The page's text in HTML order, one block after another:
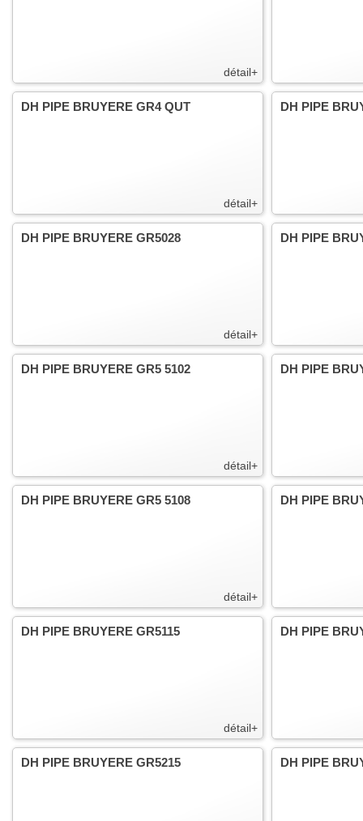
détail+
détail+
DH PIPE BRUYERE GR4 QUT DH PIPE
détail+
DH PIPE BRUYERE GR5028 DH PIPE
détail+
DH PIPE BRUYERE GR5 5102 DH PIPE
détail+
DH PIPE BRUYERE GR5 5108 DH PIPE
détail+
DH PIPE BRUYERE GR5115 DH PIPE
DH PIPE BRUYERE GR5215 DH PIPE